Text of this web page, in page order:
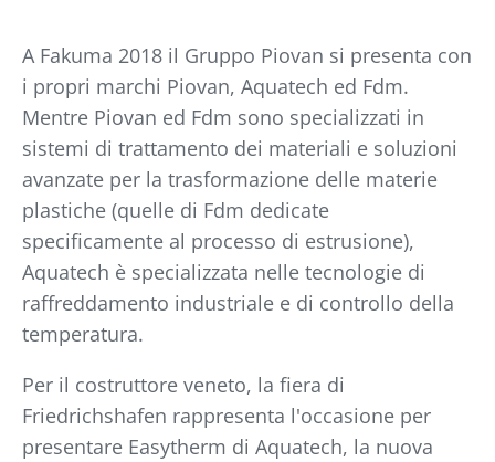
A Fakuma 2018 il Gruppo Piovan si presenta con
i propri marchi Piovan, Aquatech ed Fdm.
Mentre Piovan ed Fdm sono specializzati in
sistemi di trattamento dei materiali e soluzioni
avanzate per la trasformazione delle materie
plastiche (quelle di Fdm dedicate
specificamente al processo di estrusione),
Aquatech è specializzata nelle tecnologie di
raffreddamento industriale e di controllo della
temperatura.
Per il costruttore veneto, la fiera di
Friedrichshafen rappresenta l'occasione per
presentare Easytherm di Aquatech, la nuova